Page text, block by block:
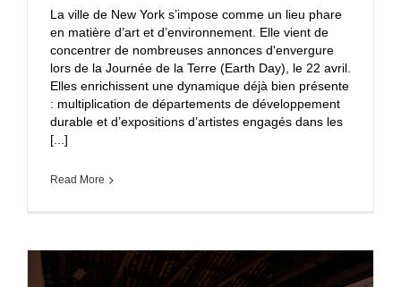
La ville de New York s’impose comme un lieu phare
en matière d’art et d’environnement. Elle vient de
concentrer de nombreuses annonces d'envergure
lors de la Journée de la Terre (Earth Day), le 22 avril.
Elles enrichissent une dynamique déjà bien présente
: multiplication de départements de développement
durable et d’expositions d’artistes engagés dans les
[...]
Read More